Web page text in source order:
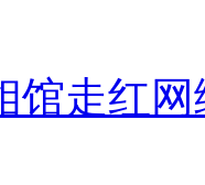
馆走红网